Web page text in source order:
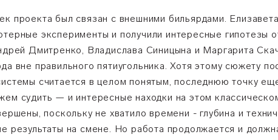
проекта был связан с внешними бильярдами.
эксперименты и получили интересные гипотезы
Дмитренко, Владислава Синицына и Маргарита
вне правильного пятиугольника. Хотя этому сюжету
считается в целом понятым, последнюю точку
судить — и интересные находки на этом
поскольку не хватило времени - глубина и
результаты на смене. Но работа продолжается и